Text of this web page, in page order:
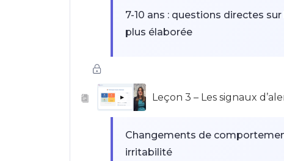
7-10 ans : questions directes
plus élaborée
de responsabilités
15 ans et plus :
les activités
▶ Leçon 3 – Les signaux
Changements de
irritabilité